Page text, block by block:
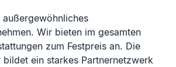
außergewöhnliches
Wir bieten im gesamten
zum Festpreis an. Die
bildet ein starkes Partnernetzwerk